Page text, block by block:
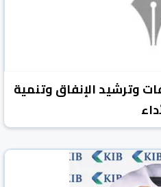
وترشيد الإنفاق وتنمية
28 تموز/يوليو 2026